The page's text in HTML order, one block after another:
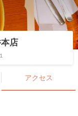
店
アクセス